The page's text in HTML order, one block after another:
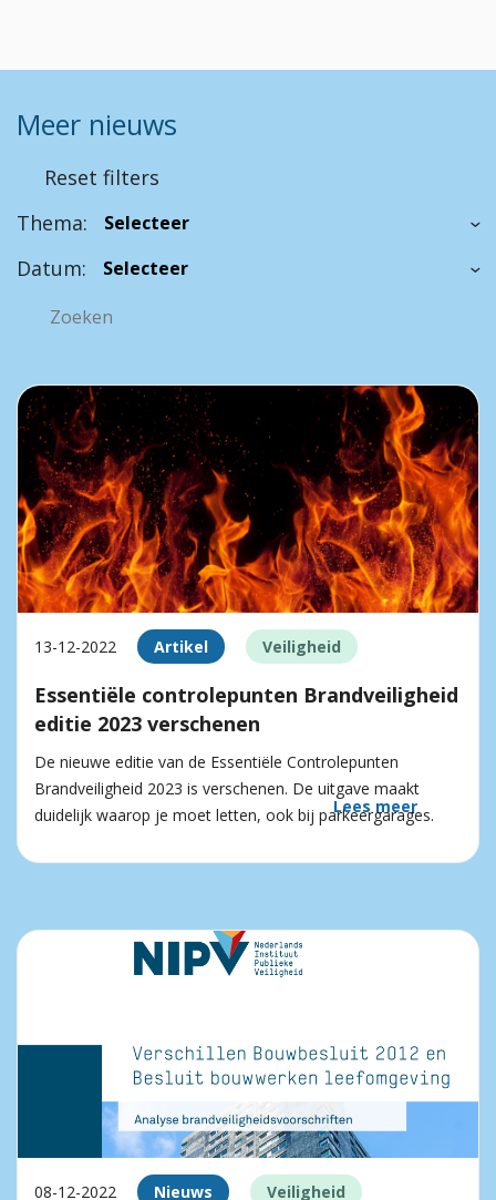
Meer nieuws
Reset filters
Thema:
Datum:
13-12-2022 Artikel Veiligheid
Essentiële controlepunten Brandveiligheid
editie 2023 verschenen
De nieuwe editie van de Essentiële Controlepunten
Brandveiligheid 2023 is verschenen. De uitgave maakt
duidelijk waarop je moet letten, ook bij parkeergarages.
Lees meer
08-12-2022 Nieuws Veiligheid